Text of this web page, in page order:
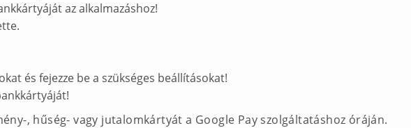
az alkalmazáshoz!
és fejezze be a szükséges beállításokat!
, hűség- vagy jutalomkártyát a Google Pay szolgáltatáshoz óráján.